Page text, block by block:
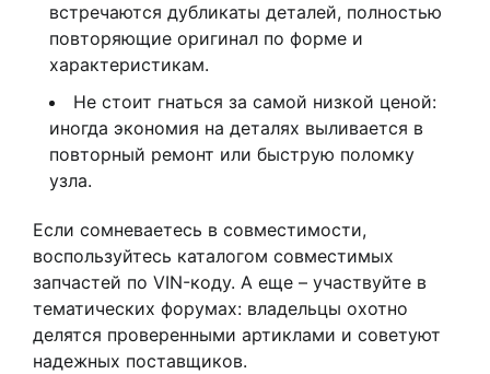
встречаются дубликаты деталей, полностью
повторяющие оригинал по форме и
характеристикам.
Не стоит гнаться за самой низкой ценой:
иногда экономия на деталях выливается в
повторный ремонт или быструю поломку
узла.
Если сомневаетесь в совместимости,
воспользуйтесь каталогом совместимых
запчастей по VIN-коду. А еще – участвуйте в
тематических форумах: владельцы охотно
делятся проверенными артиклами и советуют
надежных поставщиков.